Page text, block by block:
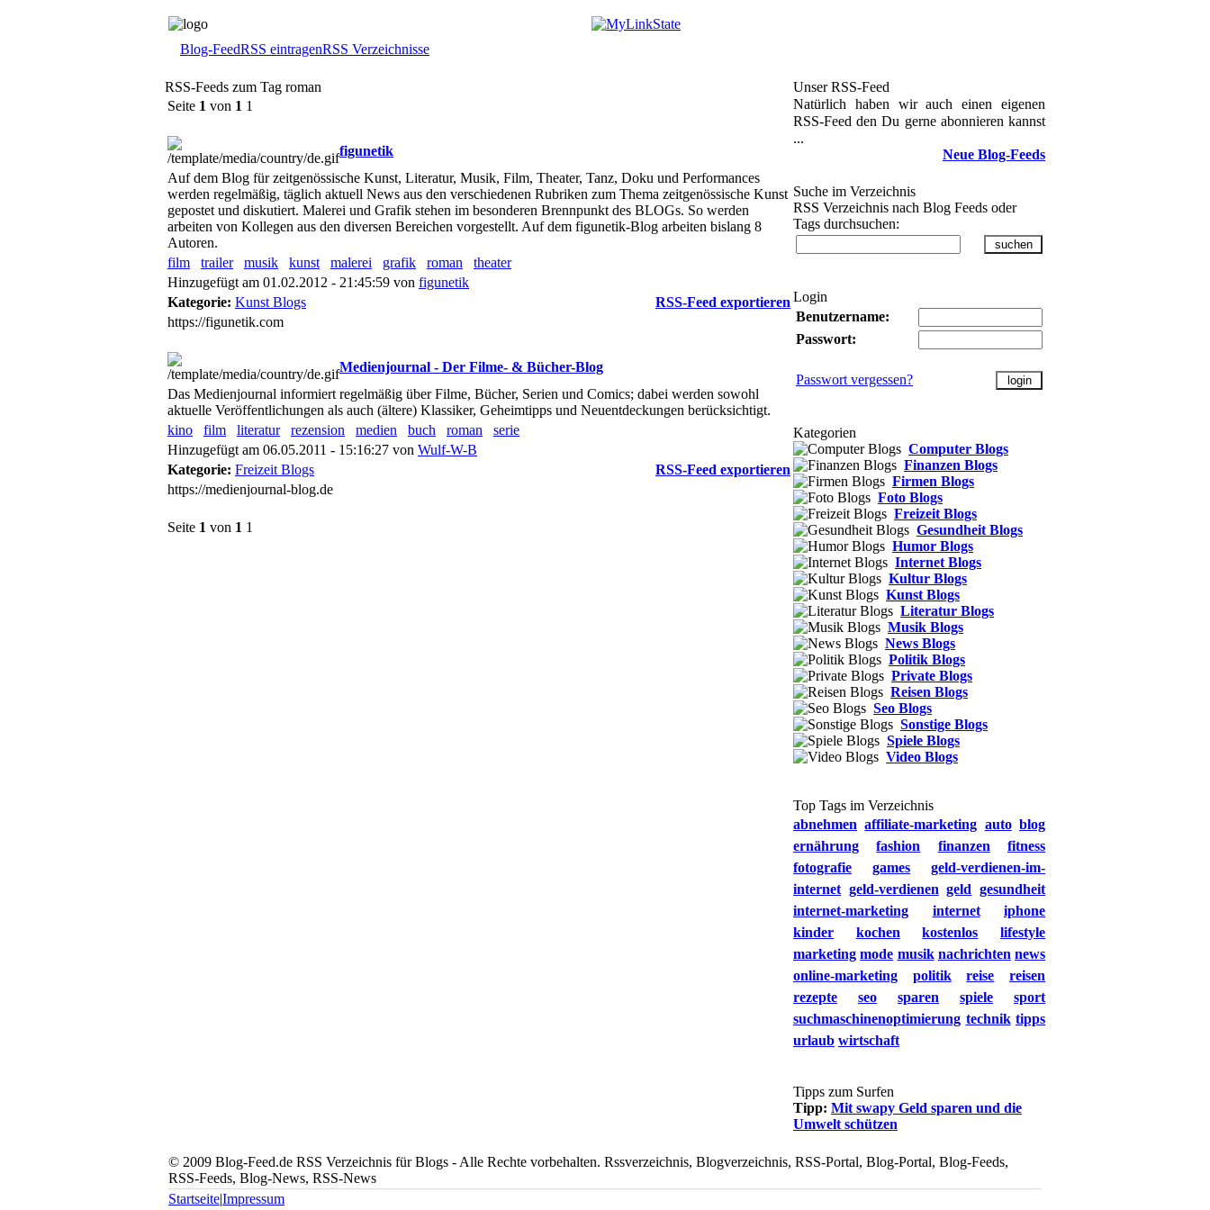
Blog-FeedRSS eintragenRSS Verzeichnisse
RSS-Feeds zum Tag roman
Seite 1 von 1 1
figunetik
Auf dem Blog für zeitgenössische Kunst, Literatur, Musik, Film, Theater, Tanz, Doku und Performances
werden regelmäßig, täglich aktuell News aus den verschiedenen Rubriken zum Thema zeitgenössische Kunst
gepostet und diskutiert. Malerei und Grafik stehen im besonderen Brennpunkt des BLOGs. So werden
arbeiten von Kollegen aus den diversen Bereichen vorgestellt. Auf dem figunetik-Blog arbeiten bislang 8
Autoren.
film
trailer musik kunst malerei grafik roman
theater
Hinzugefügt am 01.02.2012 - 21:45:59 von figunetik
Kategorie: Kunst Blogs
RSS-Feed exportieren
https://figunetik.com
Medienjournal - Der Filme- & Bücher-Blog
Das Medienjournal informiert regelmäßig über Filme, Bücher, Serien und Comics; dabei werden sowohl
aktuelle Veröffentlichungen als auch (ältere) Klassiker, Geheimtipps und Neuentdeckungen berücksichtigt.
kino
film literatur rezension medien buch roman
serie
Hinzugefügt am 06.05.2011 - 15:16:27 von Wulf-W-B
Kategorie: Freizeit Blogs
RSS-Feed exportieren
https://medienjournal-blog.de
Seite 1 von 1 1
Unser RSS-Feed
Natürlich haben wir auch einen eigenen
RSS-Feed den Du gerne abonnieren kannst
...
Neue Blog-Feeds
Suche im Verzeichnis
RSS Verzeichnis nach Blog Feeds oder
Tags durchsuchen:
Login
Benutzername:
Passwort:
Passwort vergessen?
Kategorien
Computer Blogs
Finanzen Blogs
Firmen Blogs
Foto Blogs
Freizeit Blogs
Gesundheit Blogs
Humor Blogs
Internet Blogs
Kultur Blogs
Kunst Blogs
Literatur Blogs
Musik Blogs
News Blogs
Politik Blogs
Private Blogs
Reisen Blogs
Seo Blogs
Sonstige Blogs
Spiele Blogs
Video Blogs
Top Tags im Verzeichnis
abnehmen affiliate-marketing auto blog
ernährung
fashion finanzen
fitness
fotografie
games
geld-verdienen-im-
internet geld-verdienen geld gesundheit
internet-marketing
internet
iphone
kinder
kochen kostenlos
lifestyle
marketing mode musik nachrichten news
online-marketing
politik reise
reisen
rezepte
seo sparen spiele
sport
suchmaschinenoptimierung technik tipps
urlaub wirtschaft
Tipps zum Surfen
Tipp: Mit swapy Geld sparen und die
Umwelt schützen
© 2009 Blog-Feed.de RSS Verzeichnis für Blogs - Alle Rechte vorbehalten. Rssverzeichnis, Blogverzeichnis, RSS-Portal, Blog-Portal, Blog-Feeds,
RSS-Feeds, Blog-News, RSS-News
Startseite|Impressum